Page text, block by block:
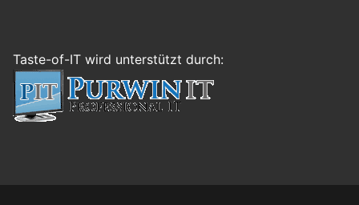
Taste-of-IT wird unterstützt durch: